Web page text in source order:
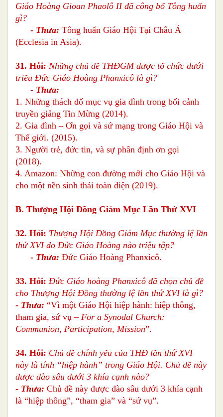
Giáo Hoàng Gioan Phaolô II đã công bố Tông huấn
gì?
- Thưa: Tông huấn Giáo Hội Tại Châu Á
(Ecclesia in Asia).
31. Hỏi: Những chủ đề THĐGM được tổ chức dưới
triều Đức Giáo Hoàng Phanxicô là gì?
- Thưa:
1. Những thách đố mục vụ gia đình trong bối cảnh
truyền giảng Tin Mừng (2014).
2. Gia đình – Ơn gọi và sứ mạng trong Giáo Hội và
Thế giới. (2015).
3. Người trẻ, đức tin, và sự phân định ơn gọi
(2018).
4. Amazon: Những con đường mới cho Giáo Hội và
cho một nền sinh thái toàn diện (2019).
B. Thượng Hội Đồng Giám Mục Lần Thứ XVI
32. Hỏi: Thượng Hội Đồng Giám Mục thường lệ lần
thứ XVI do Đức Giáo Hoàng nào triệu tập?
- Thưa: Đức Giáo Hoàng Phanxicô.
33. Hỏi: Đức Giáo hoàng Phanxicô đã chọn chủ đề
cho Thượng Hội Đồng thường lệ lần thứ XVI là gì?
- Thưa: “Vì một Giáo Hội hiệp hành: hiệp thông,
tham gia, sứ vụ– For a Synodal Church:
Communion, Participation, Mission”.
34. Hỏi: Chủ đề chính yếu của THĐ lần thứ XVI
này là tính “hiệp hành” trong Giáo Hội. Chủ đề này
được đào sâu dưới 3 khía cạnh nào?
- Thưa: Chủ đề này được đào sâu dưới 3 khía cạnh
là “hiệp thông”, “tham gia” và “sứ vụ”.